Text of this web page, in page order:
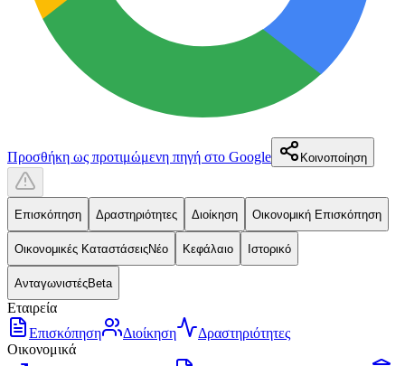
Προσθήκη ως προτιμώμενη πηγή στο Google Κοινοποίηση
Επισκόπηση Δραστηριότητες Διοίκηση Οικονομική Επισκόπηση
Οικονομικές ΚαταστάσειςΝέο Κεφάλαιο Ιστορικό
ΑνταγωνιστέςBeta
Εταιρεία
Επισκόπηση
Διοίκηση
Δραστηριότητες
Οικονομικά